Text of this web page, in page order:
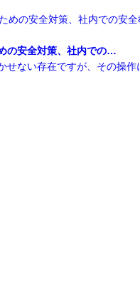
静岡
事業所 伊
リア派遣対応 千葉
の安全対策、社内での…
ない存在ですが、その操作